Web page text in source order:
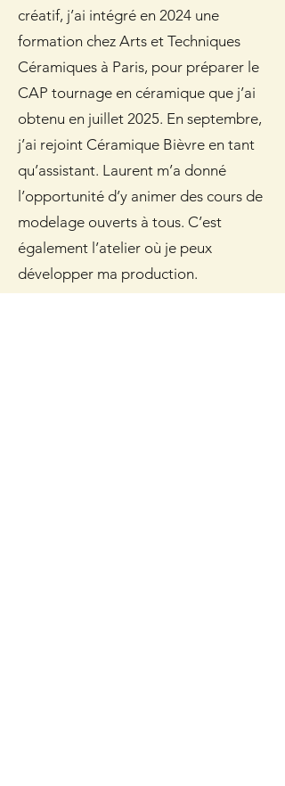
créatif, j’ai intégré en 2024 une
formation chez Arts et Techniques
Céramiques à Paris, pour préparer le
CAP tournage en céramique que j’ai
obtenu en juillet 2025. En septembre,
j’ai rejoint Céramique Bièvre en tant
qu’assistant. Laurent m’a donné
l’opportunité d’y animer des cours de
modelage ouverts à tous. C’est
également l’atelier où je peux
développer ma production.
Mon univers céramique se caractérise